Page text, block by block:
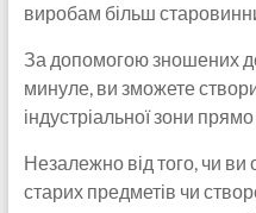
виробам більш
За допомогою зношених
минуле, ви зможете
індустріальної зони
Незалежно від того, чи
старих предметів чи